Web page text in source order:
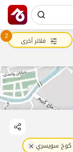
كوخ سويسري
2 فلاتر أخرى